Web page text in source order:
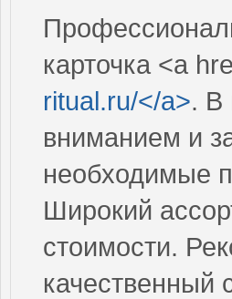
карточка <a
ritual.ru/</a>. В
вниманием и
необходимые
Широкий
стоимости.
качественный